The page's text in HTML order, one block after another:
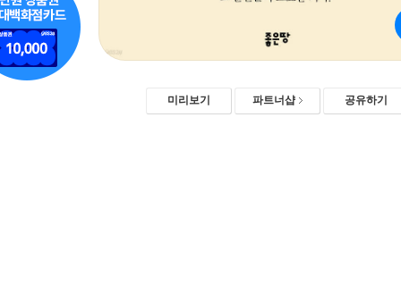
미리보기 파트너샵 공유하기